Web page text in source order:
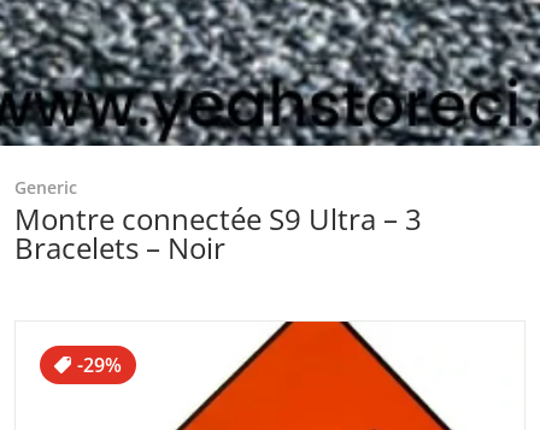
-29%
files/Captured_ecran2024-04-27180114.png
Generic
Montre connectée S9 Ultra – 3
Bracelets – Noir